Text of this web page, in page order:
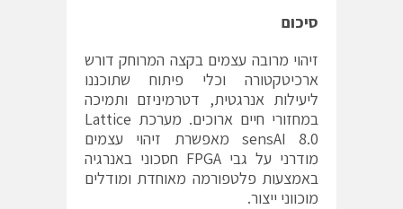
סיכום
זיהוי מרובה עצמים בקצה המרוחק דורש
ארכיטקטורה וכלי פיתוח שתוכננו
ליעילות אנרגטית, דטרמיניזם ותמיכה
במחזורי חיים ארוכים. מערכת Lattice
sensAI 8.0 מאפשרת זיהוי עצמים
מודרני על גבי FPGA חסכוני באנרגיה
באמצעות פלטפורמה מאוחדת ומודלים
מוכווני ייצור.